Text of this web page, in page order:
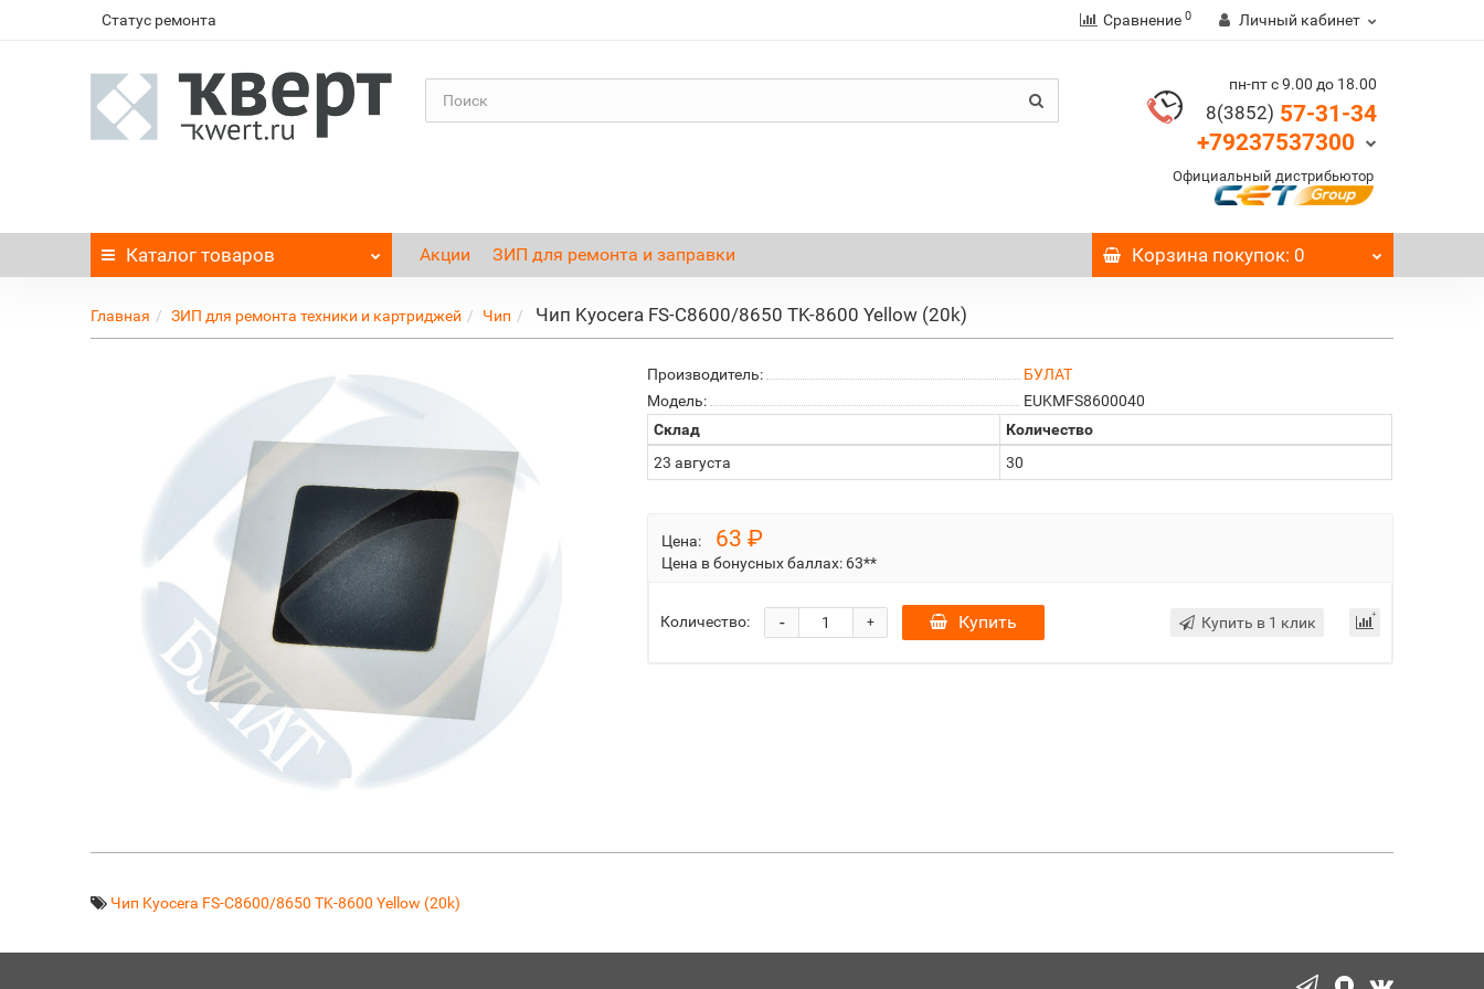
Статус ремонта Сравнение 0 Личный кабинет
пн-пт с 9.00 до 18.00
8(3852) 57-31-34
+79237537300
Официальный дистрибьютор
Каталог товаров Акции ЗИП для ремонта и заправки Корзина покупок: 0
Главная ЗИП для ремонта техники и картриджей Чип Чип Kyocera FS-C8600/8650 TK-8600 Yellow (20k)
Производитель:
БУЛАТ
Модель:
EUKMFS8600040
Склад
Количество
23 августа
30
Цена: 63 ₽
Цена в бонусных баллах: 63**
Количество: +
- Купить Купить в 1 клик
Чип Kyocera FS-C8600/8650 TK-8600 Yellow (20k)